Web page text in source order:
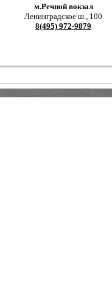
м.Речной вокзал
Ленинградское ш., 100
8(495) 972-9879